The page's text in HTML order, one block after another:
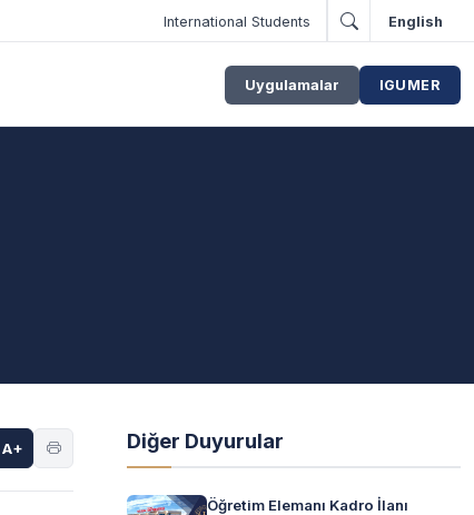
International Students English
Uygulamalar IGUMER
A+ Diğer Duyurular
Öğretim Elemanı Kadro İlanı